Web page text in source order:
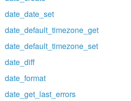
date_date_set
date_default_timezone_get
date_default_timezone_set
date_diff
date_format
date_get_last_errors